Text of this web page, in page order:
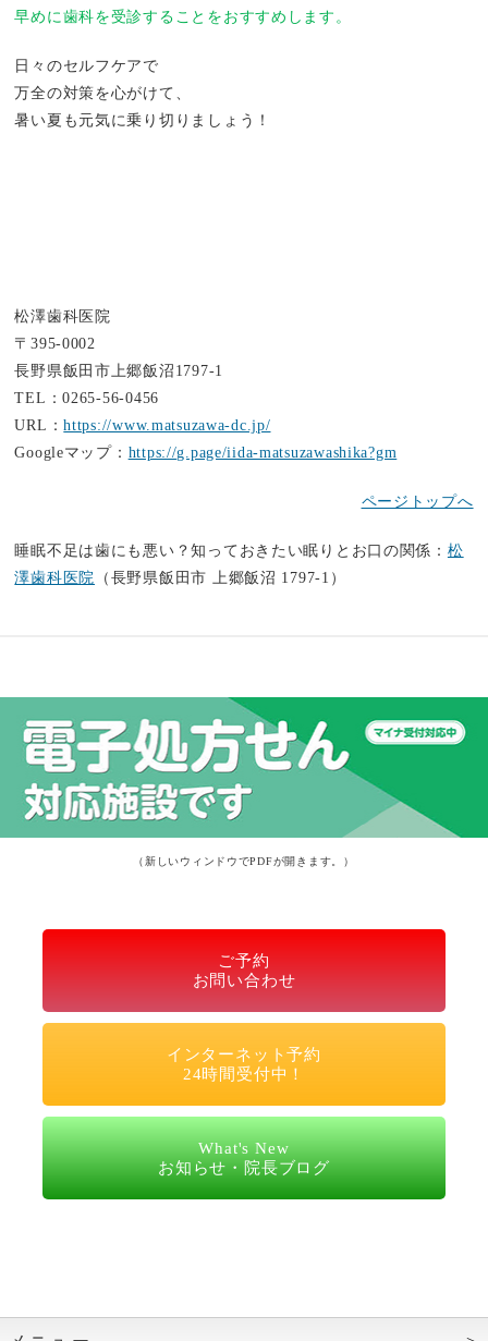
早めに歯科を受診することをおすすめします。
日々のセルフケアで
万全の対策を心がけて、
暑い夏も元気に乗り切りましょう！
松澤歯科医院
〒395-0002
長野県飯田市上郷飯沼1797-1
TEL：0265-56-0456
URL：https://www.matsuzawa-dc.jp/
Googleマップ： https://g.page/iida-matsuzawashika?gm
ページトップへ
睡眠不足は歯にも悪い？知っておきたい眠りとお口の関係： 松
澤歯科医院 （長野県飯田市 上郷飯沼 1797-1）
（新しいウィンドウでPDFが開きます。）
ご予約
お問い合わせ
インターネット予約
24時間受付中！
What's New
お知らせ・院長ブログ